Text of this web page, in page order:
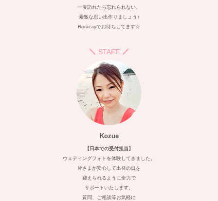
一度訪れたら忘れられない、
素敵な思い出作りましょう♪
Boracayでお待ちしてます☆
STAFF
Kozue
【日本での受付担当】
ウェディングフォトを体験してきました。
皆さまが安心して出発の日を
迎えられるように全力で
サポートいたします。
質問、ご相談等お気軽に